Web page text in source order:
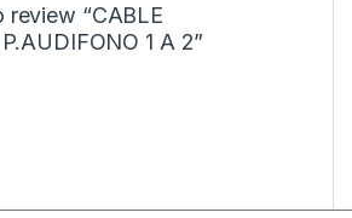
review “CABLE
1 A 2”